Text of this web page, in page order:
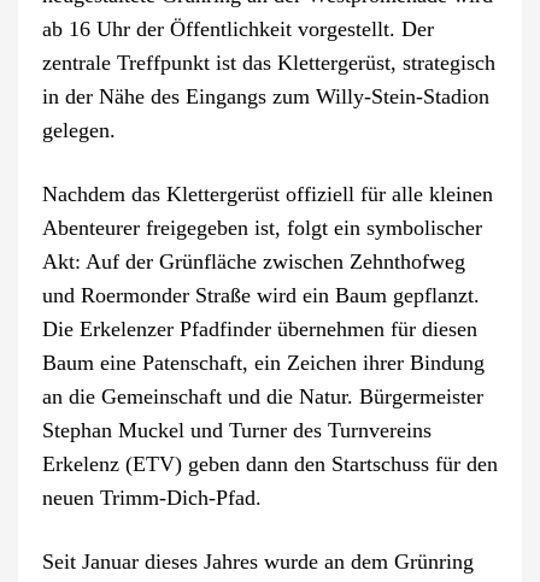
ab 16 Uhr der Öffentlichkeit vorgestellt. Der
zentrale Treffpunkt ist das Klettergerüst, strategisch
in der Nähe des Eingangs zum Willy-Stein-Stadion
gelegen.
Nachdem das Klettergerüst offiziell für alle kleinen
Abenteurer freigegeben ist, folgt ein symbolischer
Akt: Auf der Grünfläche zwischen Zehnthofweg
und Roermonder Straße wird ein Baum gepflanzt.
Die Erkelenzer Pfadfinder übernehmen für diesen
Baum eine Patenschaft, ein Zeichen ihrer Bindung
an die Gemeinschaft und die Natur. Bürgermeister
Stephan Muckel und Turner des Turnvereins
Erkelenz (ETV) geben dann den Startschuss für den
neuen Trimm-Dich-Pfad.
Seit Januar dieses Jahres wurde an dem Grünring